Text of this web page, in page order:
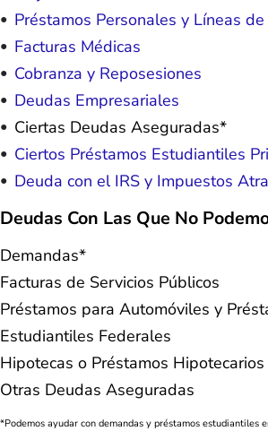
Préstamos Personales y Líneas
Facturas Médicas
Cobranza y Reposesiones
Deudas Empresariales
Ciertas Deudas Aseguradas*
Ciertos Préstamos Estudiantiles
Deuda con el IRS y Impuestos
Deudas Con Las Que No
Demandas*
Facturas de Servicios Públicos
Préstamos para Automóviles y
Estudiantiles Federales
Hipotecas o Préstamos Hipotecarios
Otras Deudas Aseguradas
*Podemos ayudar con demandas y préstamos estudiantiles